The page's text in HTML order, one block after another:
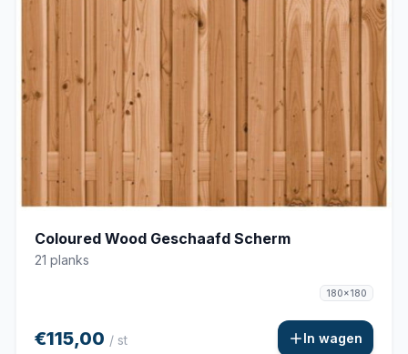
Coloured Wood Geschaafd Scherm
21 planks
180x180
€115,00 / st In wagen